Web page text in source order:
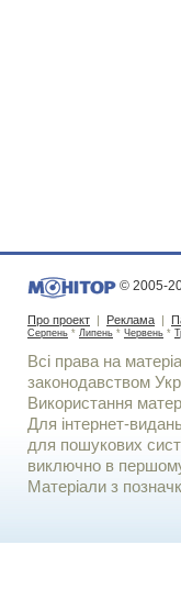
© 2005-
Про проект | Реклама |
Серпень * Липень * Червень *
Всі права на
законодавством
Використання
Для iнтернет-
для пошукових
виключно в
Матеріали з